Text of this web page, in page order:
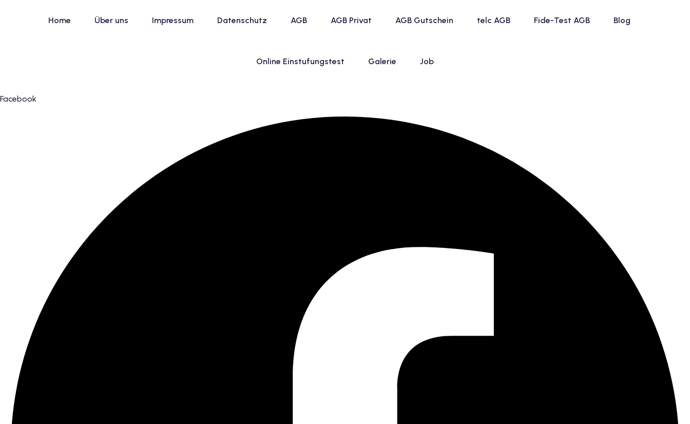
Home Über uns Impressum Datenschutz AGB AGB Privat AGB Gutschein telc AGB Fide-Test AGB Blog
Online Einstufungstest Galerie Job
Facebook